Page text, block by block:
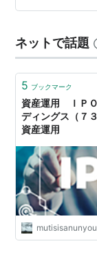
いている1週
ネットで話題
5 ブックマーク
資産運用 ＩＰ
ディングス（７
資産運用